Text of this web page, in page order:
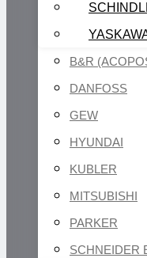
B&R
DANFOSS
GEW
HYUNDAI
KUBLER
MITSUBISHI
PARKER
SCHNEIDER